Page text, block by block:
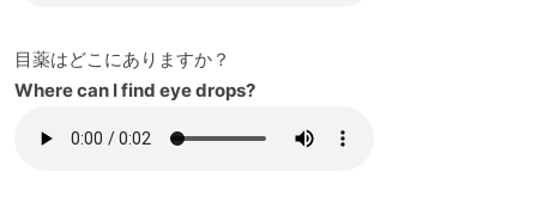
目薬はどこにありますか？
Where can I find eye drops?